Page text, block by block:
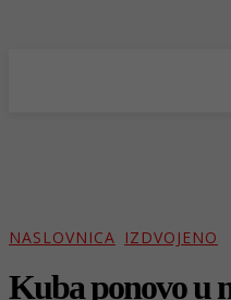
NASLOVNICA IZDVOJENO
Kuba ponovo u